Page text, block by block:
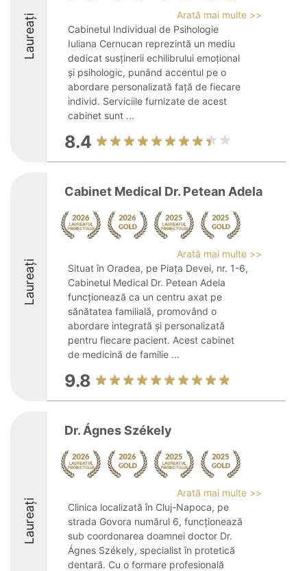
Laureați
Arată mai multe >>
Cabinetul Individual de Psihologie
Iuliana Cernucan reprezintă un mediu
dedicat susținerii echilibrului emoțional
și psihologic, punând accentul pe o
abordare personalizată față de fiecare
individ. Serviciile furnizate de acest
cabinet sunt ...
8.4
Laureați
Cabinet Medical Dr. Petean Adela
Arată mai multe >>
Situat în Oradea, pe Piața Devei, nr. 1-6,
Cabinetul Medical Dr. Petean Adela
funcționează ca un centru axat pe
sănătatea familială, promovând o
abordare integrată și personalizată
pentru fiecare pacient. Acest cabinet
de medicină de familie ...
9.8
Laureați
Dr. Ágnes Székely
Arată mai multe >>
Clinica localizată în Cluj-Napoca, pe
strada Govora numărul 6, funcționează
sub coordonarea doamnei doctor Dr.
Ágnes Székely, specialist în protetică
dentară. Cu o formare profesională